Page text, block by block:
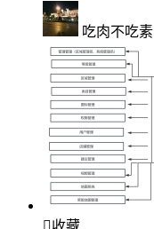
吃肉不吃素
收藏